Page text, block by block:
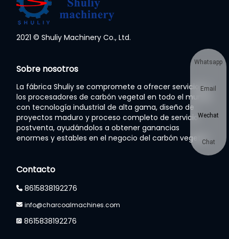
2021 © Shuliy Machinery Co., Ltd.
Sobre nosotros
La fábrica Shuliy se compromete a ofrecer servicios a
los procesadores de carbón vegetal en todo el mundo
con tecnología industrial de alta gama, diseño de
proyectos maduro y proceso completo de servicio
postventa, ayudándolos a obtener ganancias
enormes y estables en el negocio del carbón vegetal.
Contacto
8615838192276
info@charcoalmachines.com
8615838192276
Whatsapp
Email
Wechat
Chat